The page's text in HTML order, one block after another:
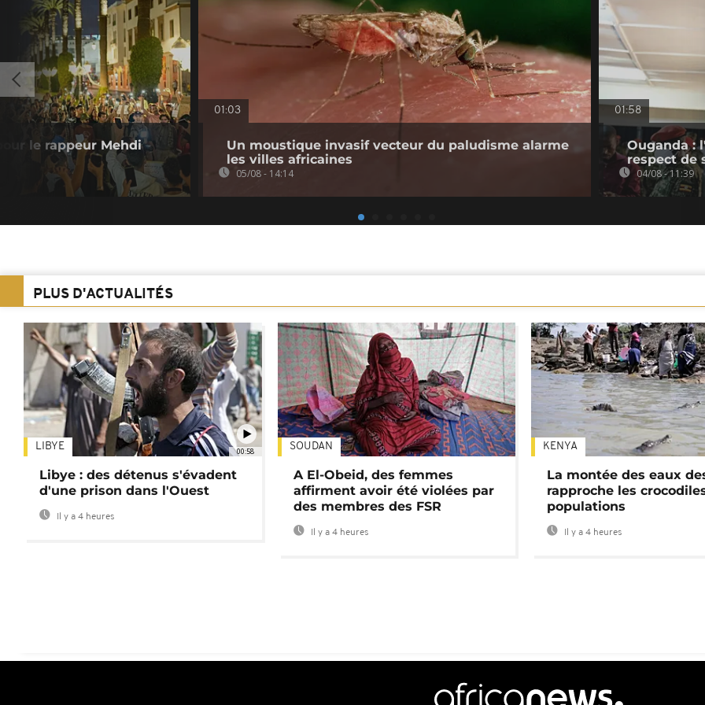
le rappeur Mehdi
01:03
Un moustique invasif vecteur du paludisme alarme
les villes africaines
05/08 - 14:14
01:58
Ouganda :
respect de
04/08 - 11:39
PLUS D'ACTUALITÉS
00:58
LIBYE
Libye : des détenus s'évadent
d'une prison dans l'Ouest
Il y a 4 heures
SOUDAN
A El-Obeid, des femmes
affirment avoir été violées par
des membres des FSR
Il y a 4 heures
KENYA
La montée des eaux
rapproche les
populations
Il y a 4 heures